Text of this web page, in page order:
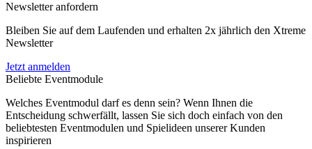
Newsletter anfordern
Bleiben Sie auf dem Laufenden und erhalten 2x jährlich den Xtreme
Newsletter
Jetzt anmelden
Beliebte Eventmodule
Welches Eventmodul darf es denn sein? Wenn Ihnen die
Entscheidung schwerfällt, lassen Sie sich doch einfach von den
beliebtesten Eventmodulen und Spielideen unserer Kunden
inspirieren